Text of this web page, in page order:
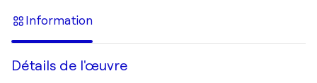
Information
Détails de l'œuvre